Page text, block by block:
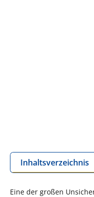
Inhaltsverzeichnis
Eine der großen